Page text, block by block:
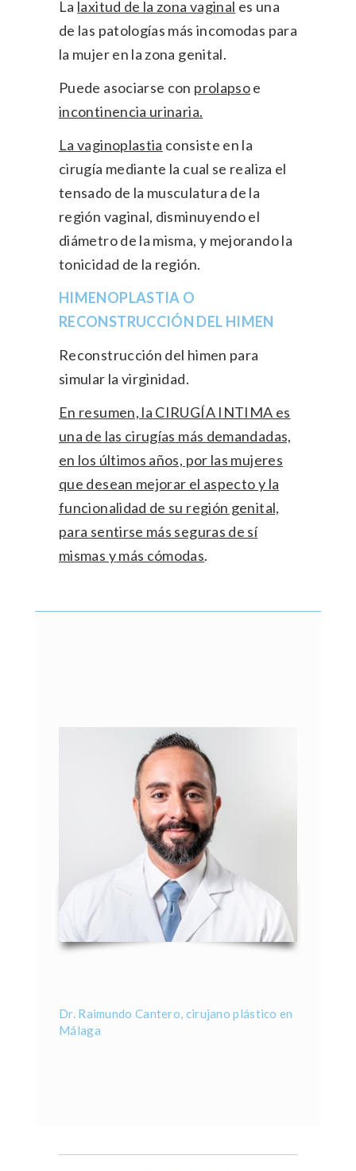
La laxitud de la zona vaginal es una
de las patologías más incomodas para
la mujer en la zona genital.
Puede asociarse con prolapsoe
incontinencia urinaria.
La vaginoplastia consiste en la
cirugía mediante la cual se realiza el
tensado de la musculatura de la
región vaginal, disminuyendo el
diámetro de la misma, y mejorando la
tonicidad de la región.
HIMENOPLASTIA O
RECONSTRUCCIÓN DEL HIMEN
Reconstrucción del himen para
simular la virginidad.
En resumen, la CIRUGÍA INTIMA es
una de las cirugías más demandadas,
en los últimos años, por las mujeres
que desean mejorar el aspecto y la
funcionalidad de su región genital,
para sentirse más seguras de sí
mismas y más cómodas.
Dr. Raimundo Cantero, cirujano plástico en
Málaga